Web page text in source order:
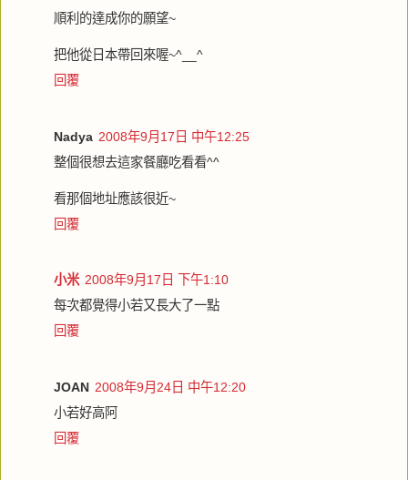
順利的達成你的願望~
把他從日本帶回來喔~^__^
回覆
Nadya 2008年9月17日 中午12:25
整個很想去這家餐廳吃看看^^
看那個地址應該很近~
回覆
小米 2008年9月17日 下午1:10
每次都覺得小若又長大了一點
回覆
JOAN 2008年9月24日 中午12:20
小若好高阿
回覆